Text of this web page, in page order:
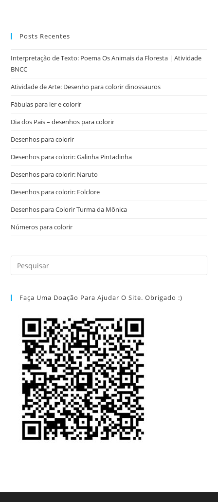
Posts Recentes
Interpretação de Texto: Poema Os Animais da Floresta | Atividade
BNCC
Atividade de Arte: Desenho para colorir dinossauros
Fábulas para ler e colorir
Dia dos Pais – desenhos para colorir
Desenhos para colorir
Desenhos para colorir: Galinha Pintadinha
Desenhos para colorir: Naruto
Desenhos para colorir: Folclore
Desenhos para Colorir Turma da Mônica
Números para colorir
Faça Uma Doação Para Ajudar O Site. Obrigado :)